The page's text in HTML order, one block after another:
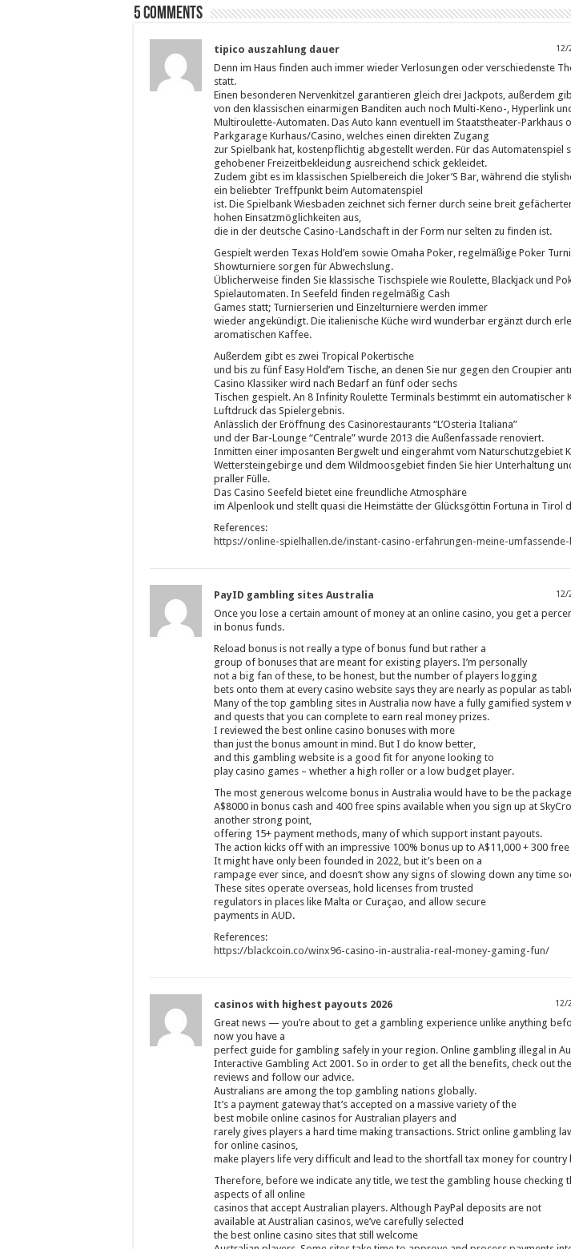
5 comments
tipico auszahlung dauer 12/
Denn im Haus finden auch immer wieder Verlosungen oder verschiedenste
statt.
Einen besonderen Nervenkitzel garantieren gleich drei Jackpots, außerdem
von den klassischen einarmigen Banditen auch noch Multi-Keno-, Hyperlink
Multiroulette-Automaten. Das Auto kann eventuell im Staatstheater-Parkhaus
Parkgarage Kurhaus/Casino, welches einen direkten Zugang
zur Spielbank hat, kostenpflichtig abgestellt werden. Für das Automatenspiel
gehobener Freizeitbekleidung ausreichend schick gekleidet.
Zudem gibt es im klassischen Spielbereich die Joker’S Bar, während die
ein beliebter Treffpunkt beim Automatenspiel
ist. Die Spielbank Wiesbaden zeichnet sich ferner durch seine breit
hohen Einsatzmöglichkeiten aus,
die in der deutsche Casino-Landschaft in der Form nur selten zu finden ist.
Gespielt werden Texas Hold’em sowie Omaha Poker, regelmäßige Poker
Showturniere sorgen für Abwechslung.
Üblicherweise finden Sie klassische Tischspiele wie Roulette, Blackjack und
Spielautomaten. In Seefeld finden regelmäßig Cash
Games statt; Turnierserien und Einzelturniere werden immer
wieder angekündigt. Die italienische Küche wird wunderbar ergänzt durch
aromatischen Kaffee.
Außerdem gibt es zwei Tropical Pokertische
und bis zu fünf Easy Hold’em Tische, an denen Sie nur gegen den Croupier
Casino Klassiker wird nach Bedarf an fünf oder sechs
Tischen gespielt. An 8 Infinity Roulette Terminals bestimmt ein automatischer
Luftdruck das Spielergebnis.
Anlässlich der Eröffnung des Casinorestaurants “L’Osteria Italiana”
und der Bar-Lounge “Centrale” wurde 2013 die Außenfassade renoviert.
Inmitten einer imposanten Bergwelt und eingerahmt vom Naturschutzgebiet
Wettersteingebirge und dem Wildmoosgebiet finden Sie hier Unterhaltung
praller Fülle.
Das Casino Seefeld bietet eine freundliche Atmosphäre
im Alpenlook und stellt quasi die Heimstätte der Glücksgöttin Fortuna in Tirol
References:
https://online-spielhallen.de/instant-casino-erfahrungen-meine-
PayID gambling sites Australia 12/
Once you lose a certain amount of money at an online casino, you get a
in bonus funds.
Reload bonus is not really a type of bonus fund but rather a
group of bonuses that are meant for existing players. I’m personally
not a big fan of these, to be honest, but the number of players logging
bets onto them at every casino website says they are nearly as popular as
Many of the top gambling sites in Australia now have a fully gamified system
and quests that you can complete to earn real money prizes.
I reviewed the best online casino bonuses with more
than just the bonus amount in mind. But I do know better,
and this gambling website is a good fit for anyone looking to
play casino games – whether a high roller or a low budget player.
The most generous welcome bonus in Australia would have to be the
A$8000 in bonus cash and 400 free spins available when you sign up at
another strong point,
offering 15+ payment methods, many of which support instant payouts.
The action kicks off with an impressive 100% bonus up to A$11,000 + 300
It might have only been founded in 2022, but it’s been on a
rampage ever since, and doesn’t show any signs of slowing down any time
These sites operate overseas, hold licenses from trusted
regulators in places like Malta or Curaçao, and allow secure
payments in AUD.
References:
https://blackcoin.co/winx96-casino-in-australia-real-money-gaming-fun/
casinos with highest payouts 2026 12/
Great news — you’re about to get a gambling experience unlike anything
now you have a
perfect guide for gambling safely in your region. Online gambling illegal in
Interactive Gambling Act 2001. So in order to get all the benefits, check out
reviews and follow our advice.
Australians are among the top gambling nations globally.
It’s a payment gateway that’s accepted on a massive variety of the
best mobile online casinos for Australian players and
rarely gives players a hard time making transactions. Strict online gambling
for online casinos,
make players life very difficult and lead to the shortfall tax money for country
Therefore, before we indicate any title, we test the gambling house checking
aspects of all online
casinos that accept Australian players. Although PayPal deposits are not
available at Australian casinos, we’ve carefully selected
the best online casino sites that still welcome